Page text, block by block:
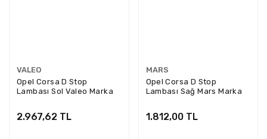
VALEO
Opel Corsa D Stop
Lambası Sol Valeo Marka
2.967,62 TL
MARS
Opel Corsa D Stop
Lambası Sağ Mars Marka
1.812,00 TL